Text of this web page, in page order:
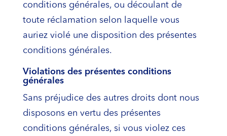
conditions générales, ou découlant de
toute réclamation selon laquelle vous
auriez violé une disposition des présentes
conditions générales.
Violations des présentes conditions
générales
Sans préjudice des autres droits dont nous
disposons en vertu des présentes
conditions générales, si vous violez ces